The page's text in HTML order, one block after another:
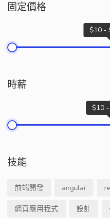
固定價格
$10 -
時薪
$10
技能
前端開發 angular
網頁應用程式 設計